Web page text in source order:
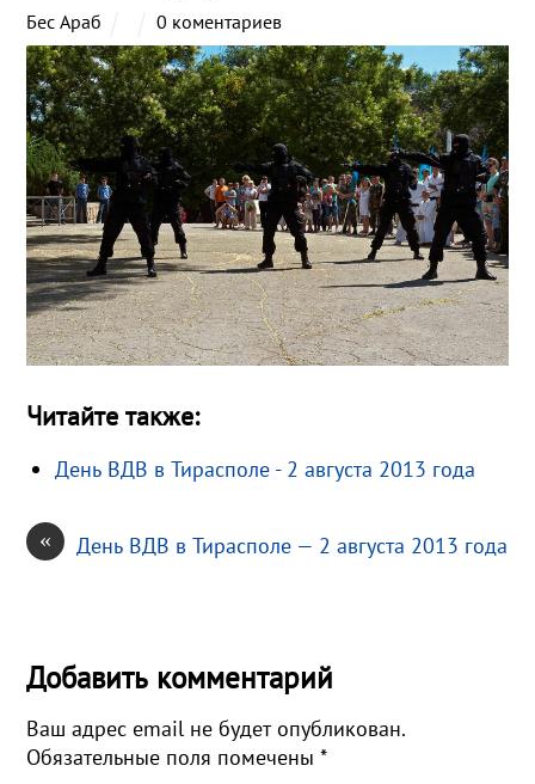
Бес Араб 0 коментариев
Читайте также:
День ВДВ в Тирасполе - 2 августа 2013 года
« День ВДВ в Тирасполе — 2 августа 2013 года
Добавить комментарий
Ваш адрес email не будет опубликован.
Обязательные поля помечены*